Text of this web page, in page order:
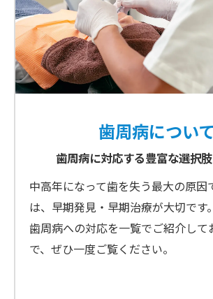
歯周病について
歯周病に対応する豊富な選択
中高年になって歯を失う最大の原因
は、早期発見・早期治療が大切です
歯周病への対応を一覧でご紹介して
で、ぜひ一度ご覧ください。